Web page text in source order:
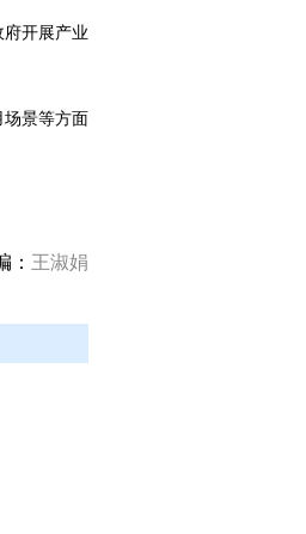
开展产业
景等方面
： 王淑娟